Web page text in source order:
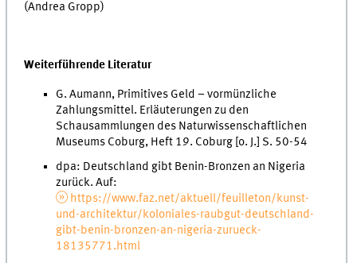
(Andrea Gropp)
Weiterführende Literatur
G. Aumann, Primitives Geld – vormünzliche
Zahlungsmittel. Erläuterungen zu den
Schausammlungen des Naturwissenschaftlichen
Museums Coburg, Heft 19. Coburg [o. J.] S. 50-54
dpa: Deutschland gibt Benin-Bronzen an Nigeria
zurück. Auf:
https://www.faz.net/aktuell/feuilleton/kunst-
und-architektur/koloniales-raubgut-deutschland-
gibt-benin-bronzen-an-nigeria-zurueck-
18135771.html